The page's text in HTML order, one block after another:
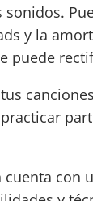
y la
puede
cuenta con